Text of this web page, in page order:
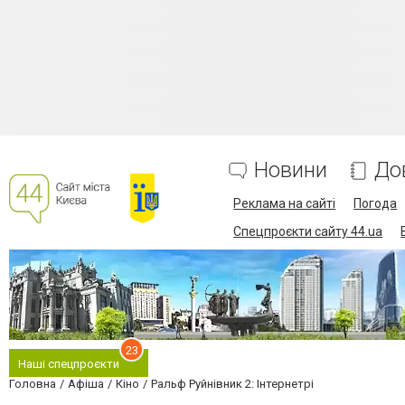
Новини
Реклама на сайті
Погода
Спецпроєкти сайту 44.ua
Наші спецпроєкти
23
Головна Афіша Кіно Ральф Руйнівник 2: Інтернетрі